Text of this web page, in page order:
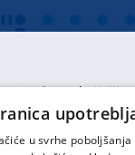
Centrala Križine
021 557 111
u svrhe